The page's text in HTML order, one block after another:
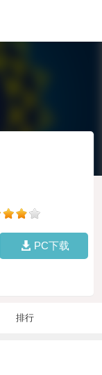
PC下载
排行